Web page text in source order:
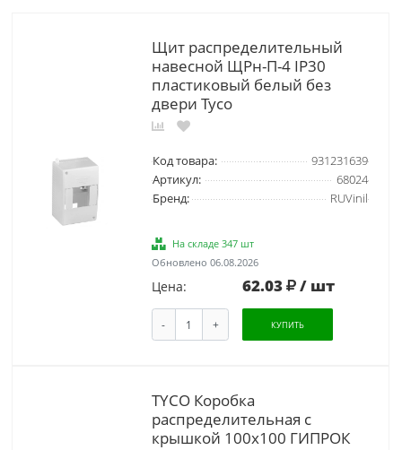
Щит распределительный
навесной ЩРн-П-4 IP30
пластиковый белый без
двери Тусо
Код товара:
931231639
Артикул:
68024
Бренд:
RUVinil
На складе 347 шт
Обновлено 06.08.2026
Цена: 62.03 / шт
- + КУПИТЬ
TYCO Коробка
распределительная с
крышкой 100х100 ГИПРОК